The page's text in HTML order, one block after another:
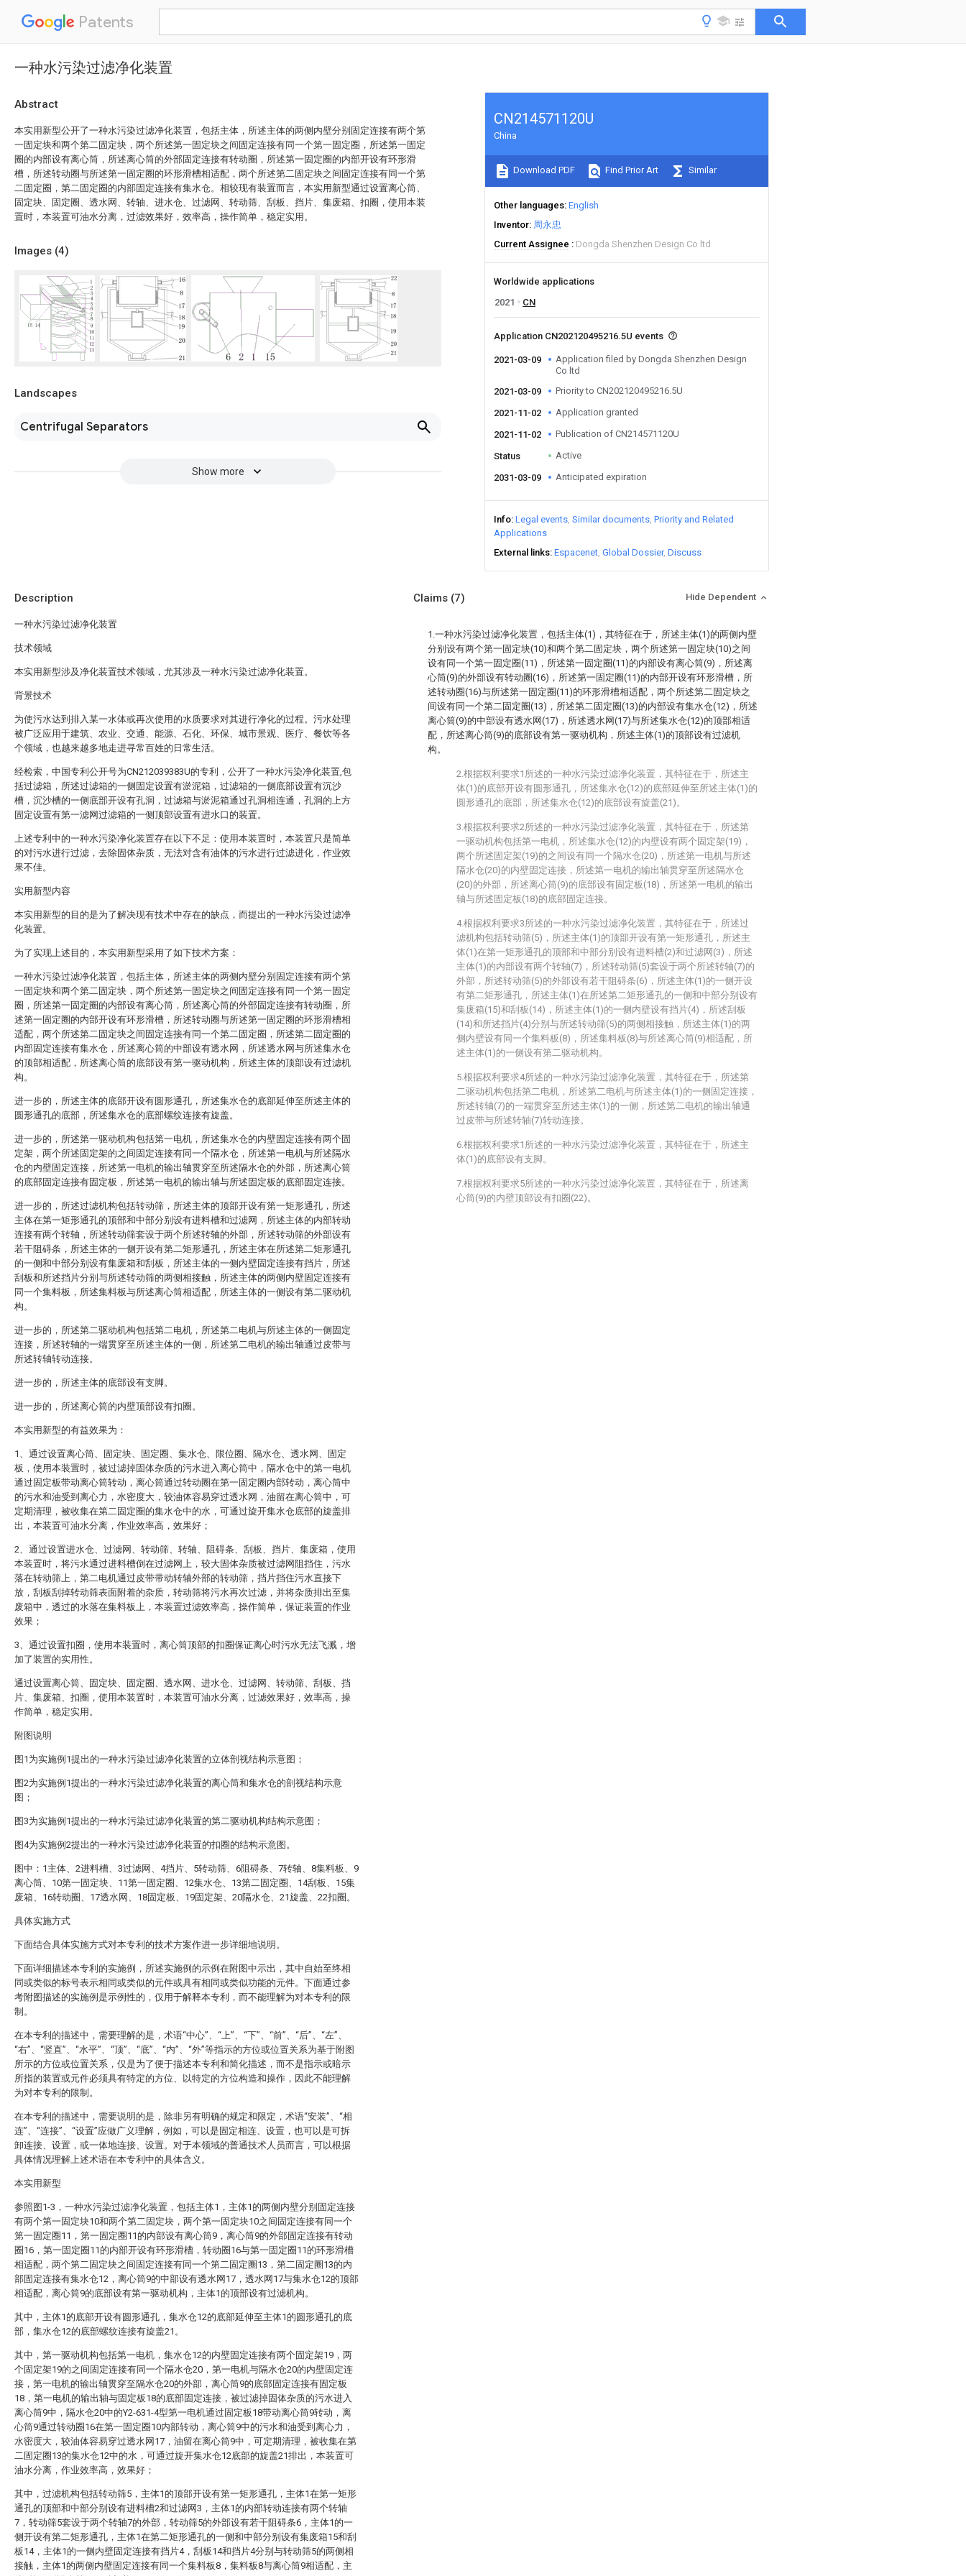
Patents
一种水污染过滤净化装置
Abstract
本实用新型公开了一种水污染过滤净化装置，包括主体，所述主体的两侧内壁分别固定连接有两个第
一固定块和两个第二固定块，两个所述第一固定块之间固定连接有同一个第一固定圈，所述第一固定
圈的内部设有离心筒，所述离心筒的外部固定连接有转动圈，所述第一固定圈的内部开设有环形滑
槽，所述转动圈与所述第一固定圈的环形滑槽相适配，两个所述第二固定块之间固定连接有同一个第
二固定圈，第二固定圈的内部固定连接有集水仓。相较现有装置而言，本实用新型通过设置离心筒、
固定块、固定圈、透水网、转轴、进水仓、过滤网、转动筛、刮板、挡片、集废箱、扣圈，使用本装
置时，本装置可油水分离，过滤效果好，效率高，操作简单，稳定实用。
Images (4)
Landscapes
Centrifugal Separators
Show more
CN214571120U
China
Download PDF Find Prior Art Similar
Other languages English
Inventor 周永忠
Current Assignee
Dongda Shenzhen Design Co ltd
Worldwide applications
2021
CN
Application CN202120495216.5U events
2021-03-09
Application filed by Dongda Shenzhen Design
Co ltd
2021-03-09
Priority to CN202120495216.5U
2021-11-02 Application granted
2021-11-02 Publication of CN214571120U
Status Active
2031-03-09 Anticipated expiration
Info Legal events Similar documents Priority and Related
Applications
External links Espacenet Global Dossier Discuss
Description
一种水污染过滤净化装置
技术领域
本实用新型涉及净化装置技术领域，尤其涉及一种水污染过滤净化装置。
背景技术
为使污水达到排入某一水体或再次使用的水质要求对其进行净化的过程。污水处理
被广泛应用于建筑、农业、交通、能源、石化、环保、城市景观、医疗、餐饮等各
个领域，也越来越多地走进寻常百姓的日常生活。
经检索，中国专利公开号为CN212039383U的专利，公开了一种水污染净化装置,包
括过滤箱，所述过滤箱的一侧固定设置有淤泥箱，过滤箱的一侧底部设置有沉沙
槽，沉沙槽的一侧底部开设有孔洞，过滤箱与淤泥箱通过孔洞相连通，孔洞的上方
固定设置有第一滤网过滤箱的一侧顶部设置有进水口的装置。
上述专利中的一种水污染净化装置存在以下不足：使用本装置时，本装置只是简单
的对污水进行过滤，去除固体杂质，无法对含有油体的污水进行过滤进化，作业效
果不佳。
实用新型内容
本实用新型的目的是为了解决现有技术中存在的缺点，而提出的一种水污染过滤净
化装置。
为了实现上述目的，本实用新型采用了如下技术方案：
一种水污染过滤净化装置，包括主体，所述主体的两侧内壁分别固定连接有两个第
一固定块和两个第二固定块，两个所述第一固定块之间固定连接有同一个第一固定
圈，所述第一固定圈的内部设有离心筒，所述离心筒的外部固定连接有转动圈，所
述第一固定圈的内部开设有环形滑槽，所述转动圈与所述第一固定圈的环形滑槽相
适配，两个所述第二固定块之间固定连接有同一个第二固定圈，所述第二固定圈的
内部固定连接有集水仓，所述离心筒的中部设有透水网，所述透水网与所述集水仓
的顶部相适配，所述离心筒的底部设有第一驱动机构，所述主体的顶部设有过滤机
构。
进一步的，所述主体的底部开设有圆形通孔，所述集水仓的底部延伸至所述主体的
圆形通孔的底部，所述集水仓的底部螺纹连接有旋盖。
进一步的，所述第一驱动机构包括第一电机，所述集水仓的内壁固定连接有两个固
定架，两个所述固定架的之间固定连接有同一个隔水仓，所述第一电机与所述隔水
仓的内壁固定连接，所述第一电机的输出轴贯穿至所述隔水仓的外部，所述离心筒
的底部固定连接有固定板，所述第一电机的输出轴与所述固定板的底部固定连接。
进一步的，所述过滤机构包括转动筛，所述主体的顶部开设有第一矩形通孔，所述
主体在第一矩形通孔的顶部和中部分别设有进料槽和过滤网，所述主体的内部转动
连接有两个转轴，所述转动筛套设于两个所述转轴的外部，所述转动筛的外部设有
若干阻碍条，所述主体的一侧开设有第二矩形通孔，所述主体在所述第二矩形通孔
的一侧和中部分别设有集废箱和刮板，所述主体的一侧内壁固定连接有挡片，所述
刮板和所述挡片分别与所述转动筛的两侧相接触，所述主体的两侧内壁固定连接有
同一个集料板，所述集料板与所述离心筒相适配，所述主体的一侧设有第二驱动机
构。
进一步的，所述第二驱动机构包括第二电机，所述第二电机与所述主体的一侧固定
连接，所述转轴的一端贯穿至所述主体的一侧，所述第二电机的输出轴通过皮带与
所述转轴转动连接。
进一步的，所述主体的底部设有支脚。
进一步的，所述离心筒的内壁顶部设有扣圈。
本实用新型的有益效果为：
1、通过设置离心筒、固定块、固定圈、集水仓、限位圈、隔水仓、透水网、固定
板，使用本装置时，被过滤掉固体杂质的污水进入离心筒中，隔水仓中的第一电机
通过固定板带动离心筒转动，离心筒通过转动圈在第一固定圈内部转动，离心筒中
的污水和油受到离心力，水密度大，较油体容易穿过透水网，油留在离心筒中，可
定期清理，被收集在第二固定圈的集水仓中的水，可通过旋开集水仓底部的旋盖排
出，本装置可油水分离，作业效率高，效果好；
2、通过设置进水仓、过滤网、转动筛、转轴、阻碍条、刮板、挡片、集废箱，使用
本装置时，将污水通过进料槽倒在过滤网上，较大固体杂质被过滤网阻挡住，污水
落在转动筛上，第二电机通过皮带带动转轴外部的转动筛，挡片挡住污水直接下
放，刮板刮掉转动筛表面附着的杂质，转动筛将污水再次过滤，并将杂质排出至集
废箱中，透过的水落在集料板上，本装置过滤效率高，操作简单，保证装置的作业
效果；
3、通过设置扣圈，使用本装置时，离心筒顶部的扣圈保证离心时污水无法飞溅，增
加了装置的实用性。
通过设置离心筒、固定块、固定圈、透水网、进水仓、过滤网、转动筛、刮板、挡
片、集废箱、扣圈，使用本装置时，本装置可油水分离，过滤效果好，效率高，操
作简单，稳定实用。
附图说明
图1为实施例1提出的一种水污染过滤净化装置的立体剖视结构示意图；
图2为实施例1提出的一种水污染过滤净化装置的离心筒和集水仓的剖视结构示意
图；
图3为实施例1提出的一种水污染过滤净化装置的第二驱动机构结构示意图；
图4为实施例2提出的一种水污染过滤净化装置的扣圈的结构示意图。
图中：1主体、2进料槽、3过滤网、4挡片、5转动筛、6阻碍条、7转轴、8集料板、9
离心筒、10第一固定块、11第一固定圈、12集水仓、13第二固定圈、14刮板、15集
废箱、16转动圈、17透水网、18固定板、19固定架、20隔水仓、21旋盖、22扣圈。
具体实施方式
下面结合具体实施方式对本专利的技术方案作进一步详细地说明。
下面详细描述本专利的实施例，所述实施例的示例在附图中示出，其中自始至终相
同或类似的标号表示相同或类似的元件或具有相同或类似功能的元件。下面通过参
考附图描述的实施例是示例性的，仅用于解释本专利，而不能理解为对本专利的限
制。
在本专利的描述中，需要理解的是，术语“中心”、“上”、“下”、“前”、“后”、“左”、
“右”、“竖直”、“水平”、“顶”、“底”、“内”、“外”等指示的方位或位置关系为基于附图
所示的方位或位置关系，仅是为了便于描述本专利和简化描述，而不是指示或暗示
所指的装置或元件必须具有特定的方位、以特定的方位构造和操作，因此不能理解
为对本专利的限制。
在本专利的描述中，需要说明的是，除非另有明确的规定和限定，术语“安装”、“相
连”、“连接”、“设置”应做广义理解，例如，可以是固定相连、设置，也可以是可拆
卸连接、设置，或一体地连接、设置。对于本领域的普通技术人员而言，可以根据
具体情况理解上述术语在本专利中的具体含义。
本实用新型
参照图1-3，一种水污染过滤净化装置，包括主体1，主体1的两侧内壁分别固定连接
有两个第一固定块10和两个第二固定块，两个第一固定块10之间固定连接有同一个
第一固定圈11，第一固定圈11的内部设有离心筒9，离心筒9的外部固定连接有转动
圈16，第一固定圈11的内部开设有环形滑槽，转动圈16与第一固定圈11的环形滑槽
相适配，两个第二固定块之间固定连接有同一个第二固定圈13，第二固定圈13的内
部固定连接有集水仓12，离心筒9的中部设有透水网17，透水网17与集水仓12的顶部
相适配，离心筒9的底部设有第一驱动机构，主体1的顶部设有过滤机构。
其中，主体1的底部开设有圆形通孔，集水仓12的底部延伸至主体1的圆形通孔的底
部，集水仓12的底部螺纹连接有旋盖21。
其中，第一驱动机构包括第一电机，集水仓12的内壁固定连接有两个固定架19，两
个固定架19的之间固定连接有同一个隔水仓20，第一电机与隔水仓20的内壁固定连
接，第一电机的输出轴贯穿至隔水仓20的外部，离心筒9的底部固定连接有固定板
18，第一电机的输出轴与固定板18的底部固定连接，被过滤掉固体杂质的污水进入
离心筒9中，隔水仓20中的Y2-631-4型第一电机通过固定板18带动离心筒9转动，离
心筒9通过转动圈16在第一固定圈10内部转动，离心筒9中的污水和油受到离心力，
水密度大，较油体容易穿过透水网17，油留在离心筒9中，可定期清理，被收集在第
二固定圈13的集水仓12中的水，可通过旋开集水仓12底部的旋盖21排出，本装置可
油水分离，作业效率高，效果好；
其中，过滤机构包括转动筛5，主体1的顶部开设有第一矩形通孔，主体1在第一矩形
通孔的顶部和中部分别设有进料槽2和过滤网3，主体1的内部转动连接有两个转轴
7，转动筛5套设于两个转轴7的外部，转动筛5的外部设有若干阻碍条6，主体1的一
侧开设有第二矩形通孔，主体1在第二矩形通孔的一侧和中部分别设有集废箱15和刮
板14，主体1的一侧内壁固定连接有挡片4，刮板14和挡片4分别与转动筛5的两侧相
接触，主体1的两侧内壁固定连接有同一个集料板8，集料板8与离心筒9相适配，主
Claims (7) Hide Dependent
1.一种水污染过滤净化装置，包括主体(1)，其特征在于，所述主体(1)的两侧内壁
分别设有两个第一固定块(10)和两个第二固定块，两个所述第一固定块(10)之间
设有同一个第一固定圈(11)，所述第一固定圈(11)的内部设有离心筒(9)，所述离
心筒(9)的外部设有转动圈(16)，所述第一固定圈(11)的内部开设有环形滑槽，所
述转动圈(16)与所述第一固定圈(11)的环形滑槽相适配，两个所述第二固定块之
间设有同一个第二固定圈(13)，所述第二固定圈(13)的内部设有集水仓(12)，所述
离心筒(9)的中部设有透水网(17)，所述透水网(17)与所述集水仓(12)的顶部相适
配，所述离心筒(9)的底部设有第一驱动机构，所述主体(1)的顶部设有过滤机
构。
2.根据权利要求1所述的一种水污染过滤净化装置，其特征在于，所述主
体(1)的底部开设有圆形通孔，所述集水仓(12)的底部延伸至所述主体(1)的
圆形通孔的底部，所述集水仓(12)的底部设有旋盖(21)。
3.根据权利要求2所述的一种水污染过滤净化装置，其特征在于，所述第
一驱动机构包括第一电机，所述集水仓(12)的内壁设有两个固定架(19)，
两个所述固定架(19)的之间设有同一个隔水仓(20)，所述第一电机与所述
隔水仓(20)的内壁固定连接，所述第一电机的输出轴贯穿至所述隔水仓
(20)的外部，所述离心筒(9)的底部设有固定板(18)，所述第一电机的输出
轴与所述固定板(18)的底部固定连接。
4.根据权利要求3所述的一种水污染过滤净化装置，其特征在于，所述过
滤机构包括转动筛(5)，所述主体(1)的顶部开设有第一矩形通孔，所述主
体(1)在第一矩形通孔的顶部和中部分别设有进料槽(2)和过滤网(3)，所述
主体(1)的内部设有两个转轴(7)，所述转动筛(5)套设于两个所述转轴(7)的
外部，所述转动筛(5)的外部设有若干阻碍条(6)，所述主体(1)的一侧开设
有第二矩形通孔，所述主体(1)在所述第二矩形通孔的一侧和中部分别设有
集废箱(15)和刮板(14)，所述主体(1)的一侧内壁设有挡片(4)，所述刮板
(14)和所述挡片(4)分别与所述转动筛(5)的两侧相接触，所述主体(1)的两
侧内壁设有同一个集料板(8)，所述集料板(8)与所述离心筒(9)相适配，所
述主体(1)的一侧设有第二驱动机构。
5.根据权利要求4所述的一种水污染过滤净化装置，其特征在于，所述第
二驱动机构包括第二电机，所述第二电机与所述主体(1)的一侧固定连接，
所述转轴(7)的一端贯穿至所述主体(1)的一侧，所述第二电机的输出轴通
过皮带与所述转轴(7)转动连接。
6.根据权利要求1所述的一种水污染过滤净化装置，其特征在于，所述主
体(1)的底部设有支脚。
7.根据权利要求5所述的一种水污染过滤净化装置，其特征在于，所述离
心筒(9)的内壁顶部设有扣圈(22)。